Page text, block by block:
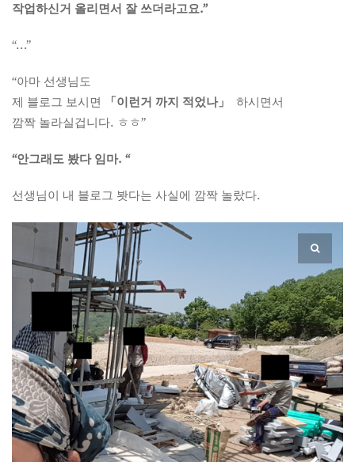
작업하신거 올리면서 잘 쓰더라고요.”
“…”
“아마 선생님도
제 블로그 보시면
「이런거 까지 적었나」 하시면서
깜짝 놀라실겁니다. ㅎㅎ”
“안그래도 봤다 임마. “
선생님이 내 블로그 봣다는 사실에 깜짝 놀랐다.